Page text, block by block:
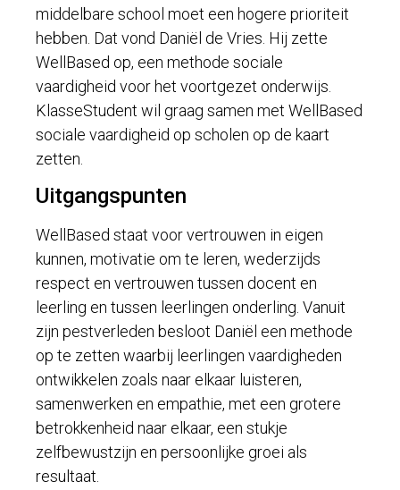
middelbare school moet een hogere prioriteit
hebben. Dat vond Daniël de Vries. Hij zette
WellBased op, een methode sociale
vaardigheid voor het voortgezet onderwijs.
KlasseStudent wil graag samen met WellBased
sociale vaardigheid op scholen op de kaart
zetten.
Uitgangspunten
WellBased staat voor vertrouwen in eigen
kunnen, motivatie om te leren, wederzijds
respect en vertrouwen tussen docent en
leerling en tussen leerlingen onderling. Vanuit
zijn pestverleden besloot Daniël een methode
op te zetten waarbij leerlingen vaardigheden
ontwikkelen zoals naar elkaar luisteren,
samenwerken en empathie, met een grotere
betrokkenheid naar elkaar, een stukje
zelfbewustzijn en persoonlijke groei als
resultaat.